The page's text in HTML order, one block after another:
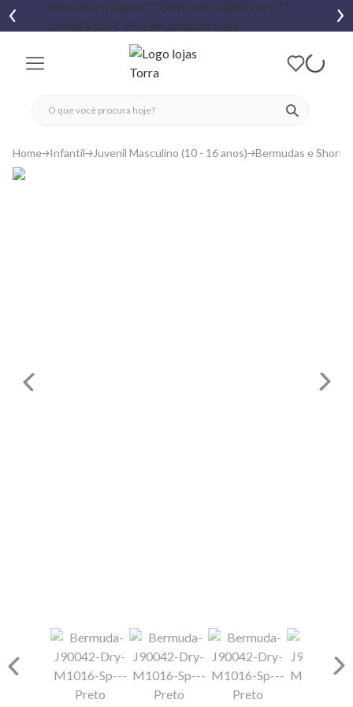
ver
fechar menu
fechar menu
favoritos
Home Infantil Juvenil Masculino (10 - 16 anos) Bermudas e Shorts